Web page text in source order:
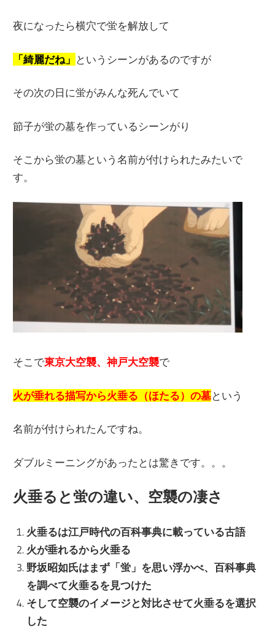
夜になったら横穴で蛍を解放して
「綺麗だね」 というシーンがあるのですが
その次の日に蛍がみんな死んでいて
節子が蛍の墓を作っているシーンがり
そこから蛍の墓という名前が付けられたみたいで
す。
そこで東京大空襲、神戸大空襲で
火が垂れる描写から火垂る（ほたる）の墓という
名前が付けられたんですね。
ダブルミーニングがあったとは驚きです。。。
火垂ると蛍の違い、空襲の凄さ
火垂るは江戸時代の百科事典に載っている古語
火が垂れるから火垂る
野坂昭如氏はまず「蛍」を思い浮かべ、百科事典
を調べて火垂るを見つけた
そして空襲のイメージと対比させて火垂るを選択
した